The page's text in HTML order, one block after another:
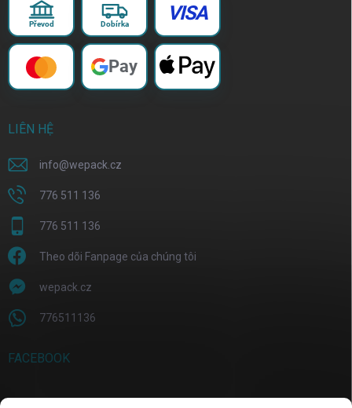
Převod Dobírka VISA
Pay
LIÊN HỆ
info@wepack.cz
776 511 136
776 511 136
Theo dõi Fanpage của chúng tôi
wepack.cz
776511136
FACEBOOK